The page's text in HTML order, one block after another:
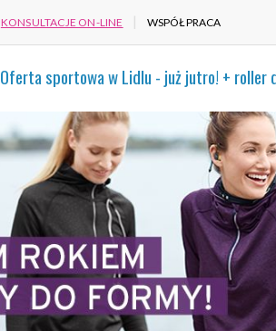
KONSULTACJE ON-LINE WSPÓŁPRACA
Oferta sportowa w Lidlu - już jutro! + roller